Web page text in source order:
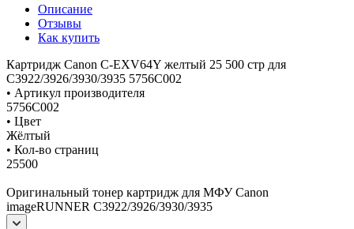
Описание
Отзывы
Как купить
Картридж Canon C-EXV64Y желтый 25 500 стр для
C3922/3926/3930/3935 5756C002
• Артикул производителя
5756C002
• Цвет
Жёлтый
• Кол-во страниц
25500
Оригинальный тонер картридж для МФУ Canon
imageRUNNER C3922/3926/3930/3935